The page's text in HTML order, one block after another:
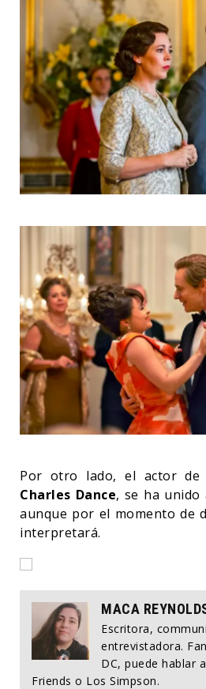
Por otro lado, el actor de
Charles Dance, se ha unido
aunque por el momento de
interpretará.
MACA
Escritora,
entrevistadora.
DC, puede hablar
Friends o Los Simpson.